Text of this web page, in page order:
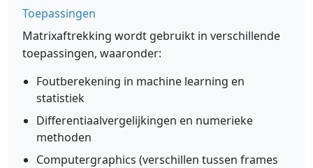
Toepassingen
Matrixaftrekking wordt gebruikt in verschillende
toepassingen, waaronder:
Foutberekening in machine learning en
statistiek
Differentiaalvergelijkingen en numerieke
methoden
Computergraphics (verschillen tussen frames